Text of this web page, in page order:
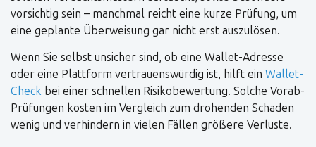
vorsichtig sein – manchmal reicht eine kurze Prüfung, um
eine geplante Überweisung gar nicht erst auszulösen.
Wenn Sie selbst unsicher sind, ob eine Wallet-Adresse
oder eine Plattform vertrauenswürdig ist, hilft ein Wallet-
Check bei einer schnellen Risikobewertung. Solche Vorab-
Prüfungen kosten im Vergleich zum drohenden Schaden
wenig und verhindern in vielen Fällen größere Verluste.